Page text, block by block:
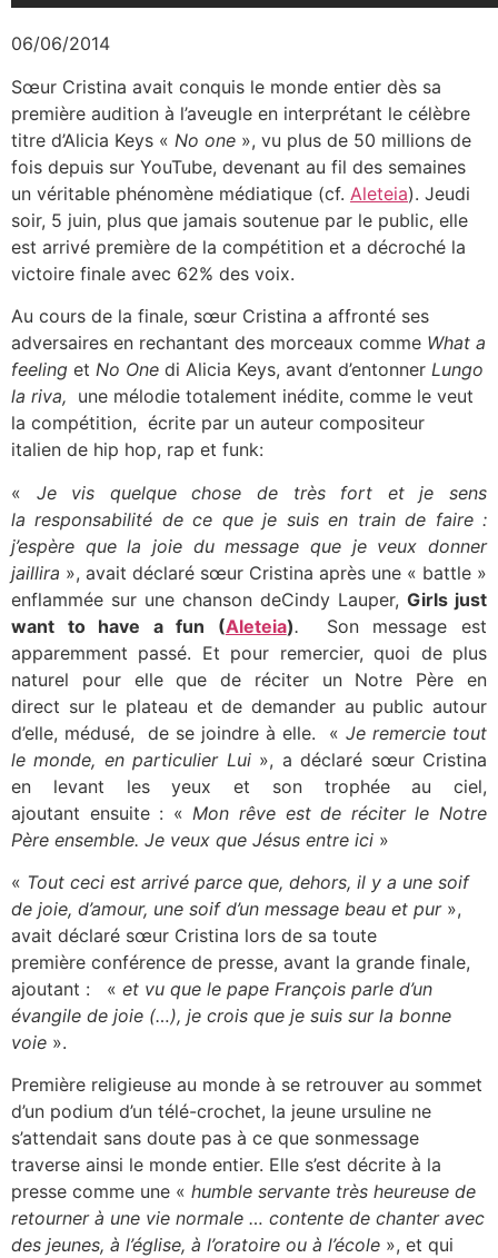
06/06/2014
Sœur Cristina avait conquis le monde entier dès sa
première audition à l’aveugle en interprétant le célèbre
titre d’Alicia Keys « No one », vu plus de 50 millions de
fois depuis sur YouTube, devenant au fil des semaines
un véritable phénomène médiatique (cf. Aleteia). Jeudi
soir, 5 juin, plus que jamais soutenue par le public, elle
est arrivé première de la compétition et a décroché la
victoire finale avec 62% des voix.
Au cours de la finale, sœur Cristina a affronté ses
adversaires en rechantant des morceaux comme What a
feeling et No One di Alicia Keys, avant d’entonner Lungo
la riva, une mélodie totalement inédite, comme le veut
la compétition, écrite par un auteur compositeur
italien de hip hop, rap et funk:
« Je vis quelque chose de très fort et je sens
la responsabilité de ce que je suis en train de faire :
j’espère que la joie du message que je veux donner
jaillira », avait déclaré sœur Cristina après une « battle »
enflammée sur une chanson deCindy Lauper, Girls just
want to have a fun (Aleteia). Son message est
apparemment passé. Et pour remercier, quoi de plus
naturel pour elle que de réciter un Notre Père en
direct sur le plateau et de demander au public autour
d’elle, médusé, de se joindre à elle. « Je remercie tout
le monde, en particulier Lui », a déclaré sœur Cristina
en levant les yeux et son trophée au ciel,
ajoutant ensuite : « Mon rêve est de réciter le Notre
Père ensemble. Je veux que Jésus entre ici »
« Tout ceci est arrivé parce que, dehors, il y a une soif
de joie, d’amour, une soif d’un message beau et pur»,
avait déclaré sœur Cristina lors de sa toute
première conférence de presse, avant la grande finale,
ajoutant : « et vu que le pape François parle d’un
évangile de joie (…), je crois que je suis sur la bonne
voie ».
Première religieuse au monde à se retrouver au sommet
d’un podium d’un télé-crochet, la jeune ursuline ne
s’attendait sans doute pas à ce que sonmessage
traverse ainsi le monde entier. Elle s’est décrite à la
presse comme une « humble servante très heureuse de
retourner à une vie normale … contente de chanter avec
des jeunes, à l’église, à l’oratoire ou à l’école », et qui